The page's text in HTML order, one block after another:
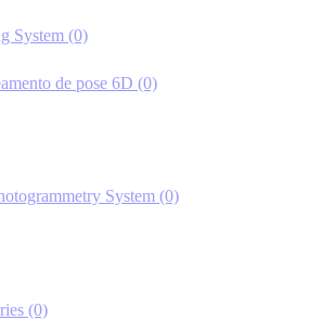
System (0)
de pose 6D (0)
System (0)
(0)